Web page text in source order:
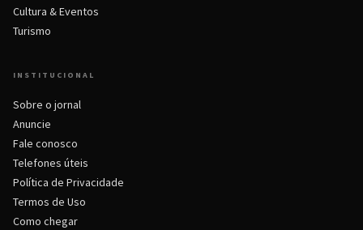
Cultura & Eventos
Turismo
INSTITUCIONAL
Sobre o jornal
Anuncie
Fale conosco
Telefones úteis
Política de Privacidade
Termos de Uso
Como chegar